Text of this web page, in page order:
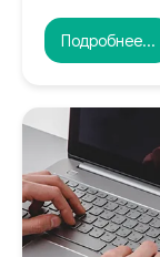
Подробнее...